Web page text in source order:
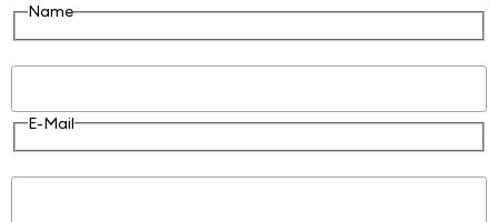
Name
E-Mail